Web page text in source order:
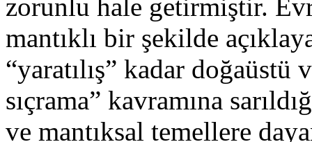
zorunlu hale getirmiştir.
mantıklı bir şekilde
“yaratılış” kadar
sıçrama” kavramına
ve mantıksal temellere